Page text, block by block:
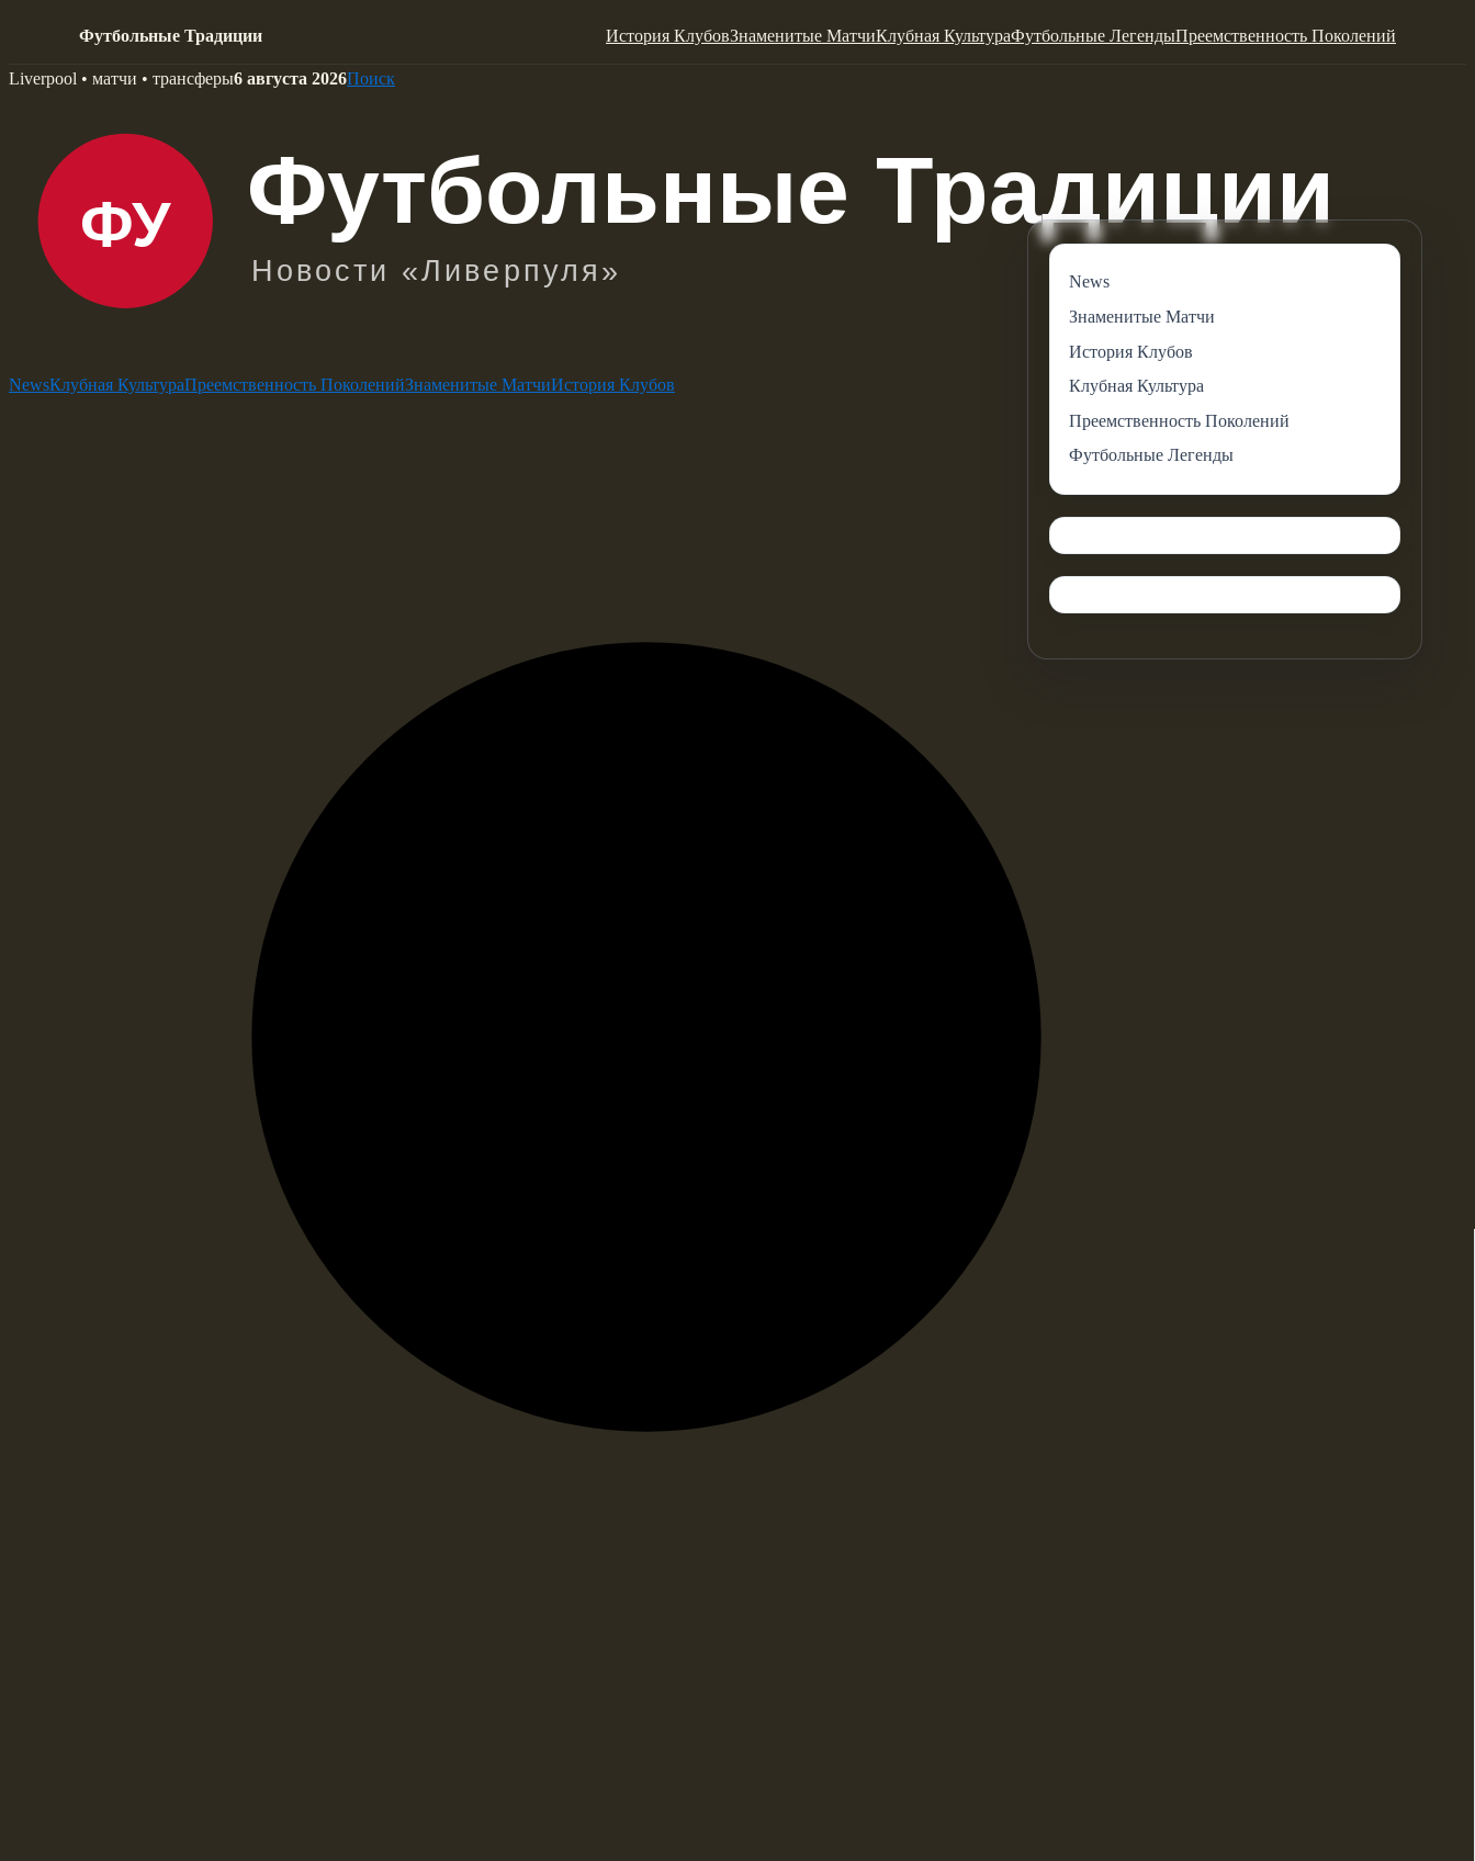
Футбольные Традиции История КлубовЗнаменитые МатчиКлубная КультураФутбольные ЛегендыПреемственность Поколений
Skip
Liverpool • матчи • трансферы6 августа 2026Поиск
NewsКлубная КультураПреемственность ПоколенийЗнаменитые МатчиИстория Клубов
News
Знаменитые Матчи
История Клубов
Клубная Культура
Преемственность Поколений
Футбольные Легенды